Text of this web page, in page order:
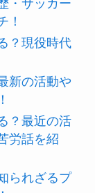
・サッカー
！
？現役時代
新の活動や
？最近の活
労話を紹
られざるプ